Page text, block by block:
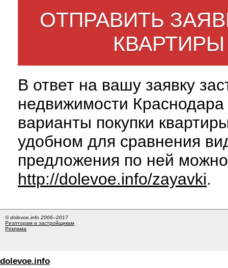
ОТПРАВИТЬ
В ответ на вашу заявку
недвижимости
варианты покупки
удобном для сравнения
предложения по ней
http://dolevoe.info/zayavki.
© dolevoe.info 2006–2017
Риэлторам и застройщикам
Реклама
dolevoe.info